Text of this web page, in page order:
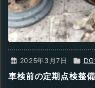
2025年3月7日
車検前の定期点検整